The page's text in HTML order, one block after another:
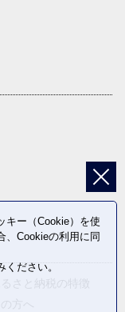
さと納税の特徴
方へ
キー（Cookie）を使
、Cookieの利用に同
ください。